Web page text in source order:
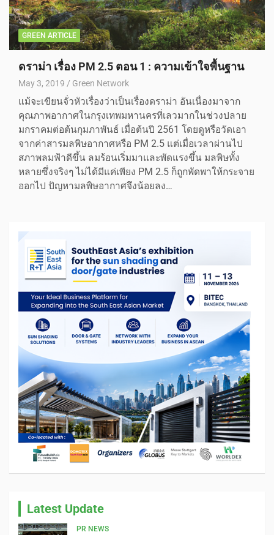
GREEN ARTICLE
ดราม่า เรื่อง PM 2.5 ตอน 1 : ความเข้าใจพื้นฐาน
May 3, 2019 Green Network
แม้จะเขียนจั่วหัวเรื่องว่าเป็นเรื่องดราม่า อันเนื่องมาจาก
คุณภาพอากาศในกรุงเทพมหานครที่เลวมากในช่วงปลาย
มกราคมต่อต้นกุมภาพันธ์ เมื่อต้นปี 2561 โดยดูหรือวัดเอา
จากค่าสารมลพิษอากาศหรือ PM 2.5 แต่เมื่อเวลาผ่านไป
สภาพลมฟ้าดีขึ้น ลมร้อนเริ่มมาและพัดแรงขึ้น มลพิษทั้ง
หลายซึ่งจริงๆ ไม่ได้มีแค่เพียง PM 2.5 ก็ถูกพัดพาให้กระจาย
ออกไป ปัญหามลพิษอากาศจึงน้อยลง…
Latest Update
PR NEWS